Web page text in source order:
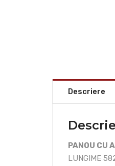
Descriere
PANOU CU
LUNGIME